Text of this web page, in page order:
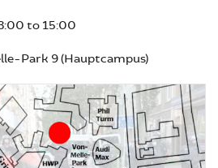
to 15:00
Park 9 (Hauptcampus)